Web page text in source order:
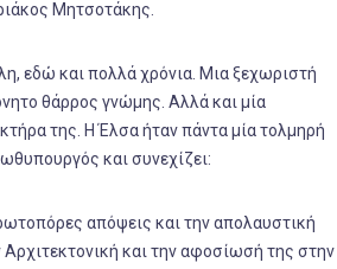
Μητσοτάκης.
εδώ και πολλά χρόνια. Μια ξεχωριστή
θάρρος γνώμης. Αλλά και μία
της. Η Έλσα ήταν πάντα μία τολμηρή
και συνεχίζει:
απόψεις και την απολαυστική
Αρχιτεκτονική και την αφοσίωσή της στην